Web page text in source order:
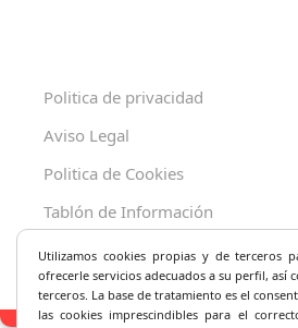
Politica de privacidad
Aviso Legal
Politica de Cookies
Tablón de Información
Decreto 625/2019
Utilizamos cookies propias y de terceros
ofrecerle servicios adecuados a su perfil, así
terceros. La base de tratamiento es el
las cookies imprescindibles para el